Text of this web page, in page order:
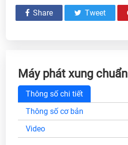
Share Tweet
Máy phát xung chuẩn
Thông số chi tiết
Thông số cơ bản
Video